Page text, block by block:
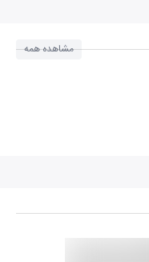
مشاهده همه